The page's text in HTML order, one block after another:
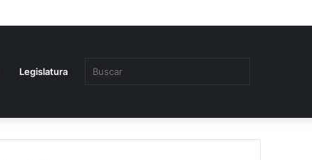
Legislatura